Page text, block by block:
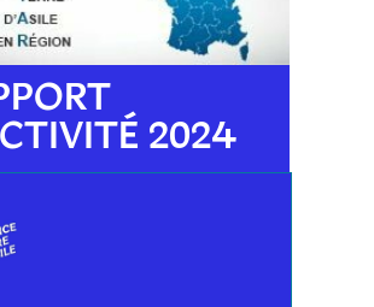
2024